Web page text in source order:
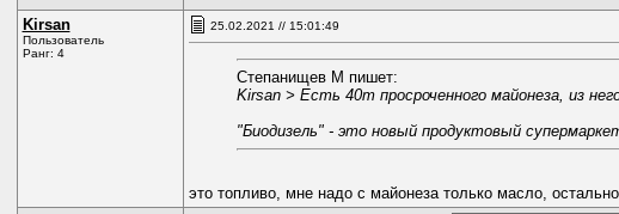
Kirsan
Пользователь
Ранг: 4
25.02.2021 // 15:01:49
Степанищев М пишет:
Kirsan > Есть 40т просроченного майонеза, из
"Биодизель" - это новый продуктовый
это топливо, мне надо с майонеза только масло,